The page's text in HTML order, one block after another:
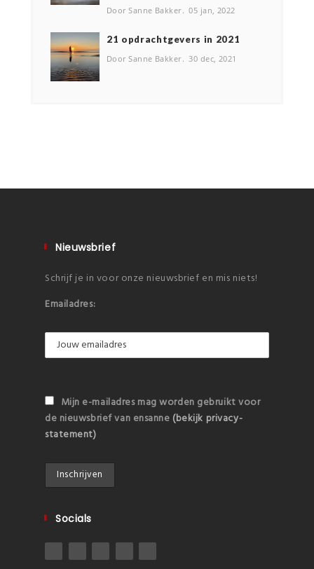
Door Sanne Bakker 05 jan, 2022
2️1 opdrachtgevers in 2021
Door Sanne Bakker 30 dec, 2021
Nieuwsbrief
Schrijf je in voor onze nieuwsbrief en mis niets!
Emailadres:
Mijn e-mailadres mag worden gebruikt voor
de nieuwsbrief van ensanne (bekijk privacy-
statement)
Socials